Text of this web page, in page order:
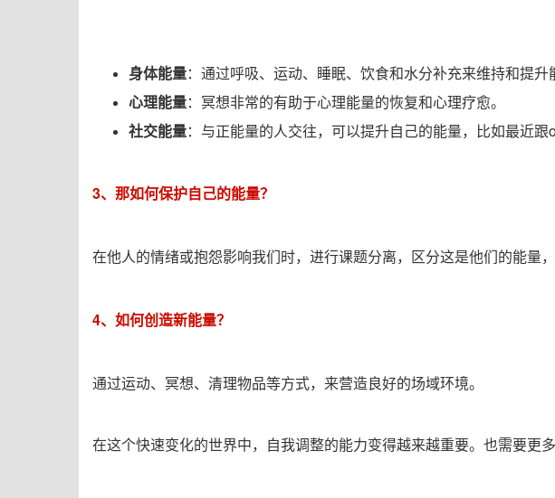
身体能量：通过呼吸、运动、睡眠、饮食和水分补充来维持和提升
心理能量：冥想非常的有助于心理能量的恢复和心理疗愈。
社交能量：与正能量的人交往，可以提升自己的能量，比如最近
3、那如何保护自己的能量？
在他人的情绪或抱怨影响我们时，进行课题分离，区分这是他们的能
4、如何创造新能量？
通过运动、冥想、清理物品等方式，来营造良好的场域环境。
在这个快速变化的世界中，自我调整的能力变得越来越重要。也需要